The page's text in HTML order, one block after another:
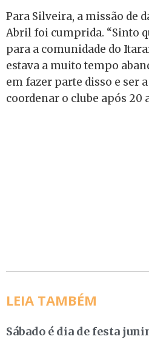
Para Silveira, a missão de
Abril foi cumprida. “Sinto
para a comunidade do
estava a muito tempo
em fazer parte disso e ser
coordenar o clube após 20
LEIA TAMBÉM
Sábado é dia de festa